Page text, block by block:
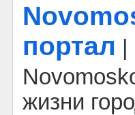
портал
жизни